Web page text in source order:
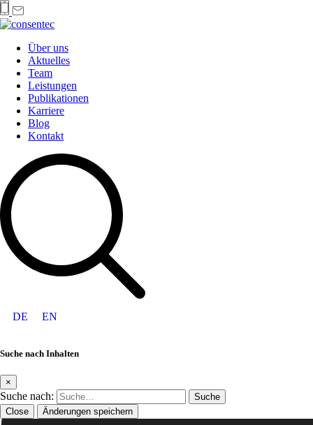
Über uns
Aktuelles
Team
Leistungen
Publikationen
Karriere
Blog
Kontakt
DE EN
Suche nach Inhalten
×
Suche nach:
Close Änderungen speichern